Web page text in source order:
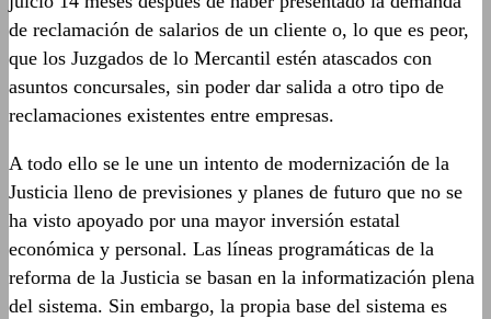
de reclamación de salarios de un cliente o, lo que es peor,
que los Juzgados de lo Mercantil estén atascados con
asuntos concursales, sin poder dar salida a otro tipo de
reclamaciones existentes entre empresas.
A todo ello se le une un intento de modernización de la
Justicia lleno de previsiones y planes de futuro que no se
ha visto apoyado por una mayor inversión estatal
económica y personal. Las líneas programáticas de la
reforma de la Justicia se basan en la informatización plena
del sistema. Sin embargo, la propia base del sistema es